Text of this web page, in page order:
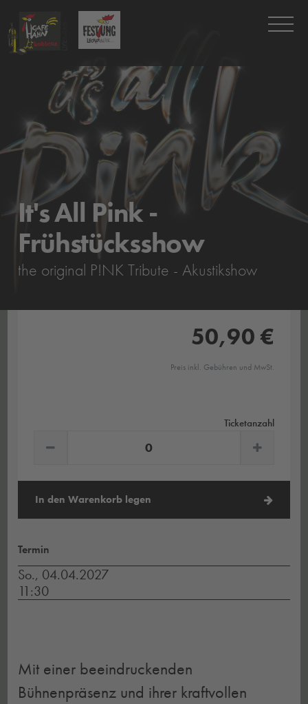
It's All Pink -
Frühstücksshow
the original P!NK Tribute - Akustikshow
50,90 €
Preis inkl. Gebühren und MwSt.
Ticketanzahl
In den Warenkorb legen
Termin
So., 04.04.2027
11:30
Mit einer beeindruckenden
Bühnenpräsenz und ihrer kraftvollen